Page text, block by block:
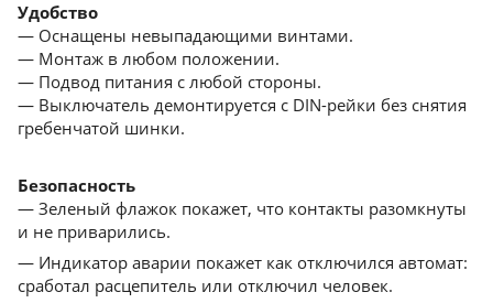
Удобство
— Оснащены невыпадающими винтами.
— Монтаж в любом положении.
— Подвод питания с любой стороны.
— Выключатель демонтируется с DIN-рейки без снятия
гребенчатой шинки.
Безопасность
— Зеленый флажок покажет, что контакты разомкнуты
и не приварились.
— Индикатор аварии покажет как отключился автомат:
сработал расцепитель или отключил человек.